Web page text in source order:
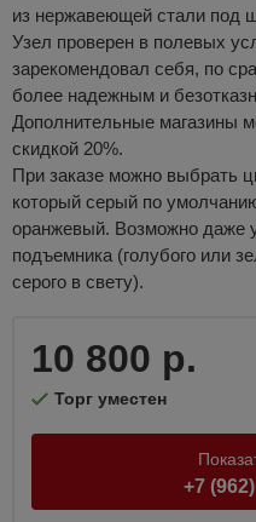
из нержавеющей стали под
Узел проверен в полевых
зарекомендовал себя, по
более надежным и
Дополнительные магазины
скидкой 20%.
При заказе можно выбрать
который серый по
оранжевый. Возможно даже
подъемника (голубого или
серого в свету).
10 800 р.
Торг уместен
+7